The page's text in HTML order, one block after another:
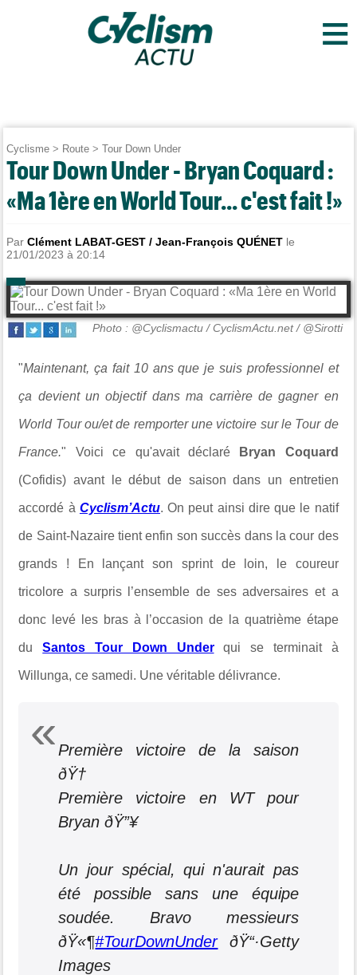
≡
Cyclisme > Route >Tour Down Under
Tour Down Under - Bryan Coquard :
«Ma 1ère en World Tour... c'est fait !»
ParClément LABAT-GEST / Jean-François QUÉNET le
21/01/2023 à 20:14
Photo : @Cyclismactu / CyclismActu.net / @Sirotti
"Maintenant, ça fait 10 ans que je suis professionnel et
ça devient un objectif dans ma carrière de gagner en
World Tour ou/et de remporter une victoire sur le Tour de
France." Voici ce qu'avait déclaré Bryan Coquard
(Cofidis) avant le début de saison dans un entretien
accordé à Cyclism’Actu. On peut ainsi dire que le natif
de Saint-Nazaire tient enfin son succès dans la cour des
grands ! En lançant son sprint de loin, le coureur
tricolorea surpris l’ensemble de ses adversaires et a
donc levé les bras à l’occasion de la quatrième étape
duSantos Tour Down Underqui se terminait à
Willunga, ce samedi. Une véritable délivrance.
Première victoire de la saison
ðŸ†
Première victoire en WT pour
Bryan ðŸ”¥
Un jour spécial, qui n'aurait pas
été possible sans une équipe
soudée. Bravo messieurs
ðŸ«¶#TourDownUnderðŸ“·Getty
Images